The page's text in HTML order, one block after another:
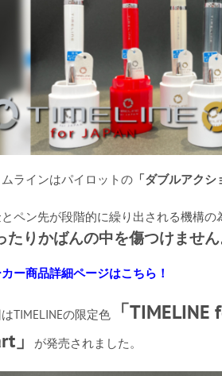
ムラインはパイロットの 「ダブルアクシ
ペン先が段階的に繰り出される機構の
たりかばんの中を傷つけません
カー商品詳細ページはこちら！
TIMELINEの限定色 「TIMELINE
」
が発売されました。